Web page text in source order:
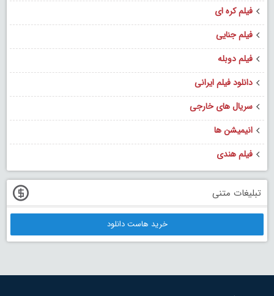
فیلم کره ای
فیلم جنایی
فیلم دوبله
دانلود فیلم ایرانی
سریال های خارجی
انیمیشن ها
فیلم هندی
تبلیغات متنی
خرید هاست دانلود